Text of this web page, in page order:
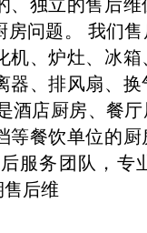
、独立的售后
问题。 我们
机、炉灶、冰
器、排风扇、
酒店厨房、餐
等餐饮单位的
服务团队，专
后维